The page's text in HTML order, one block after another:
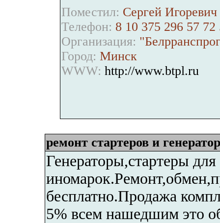
Поместил: Сергей
Телефон: 8 10 375 296 57 72
Организация:
Город: Минск
WWW: http://www.btpl.ru
ремонт стартеров и
Генераторы,стартеры для
бесплатно.Продажа
5% всем нашедшим это